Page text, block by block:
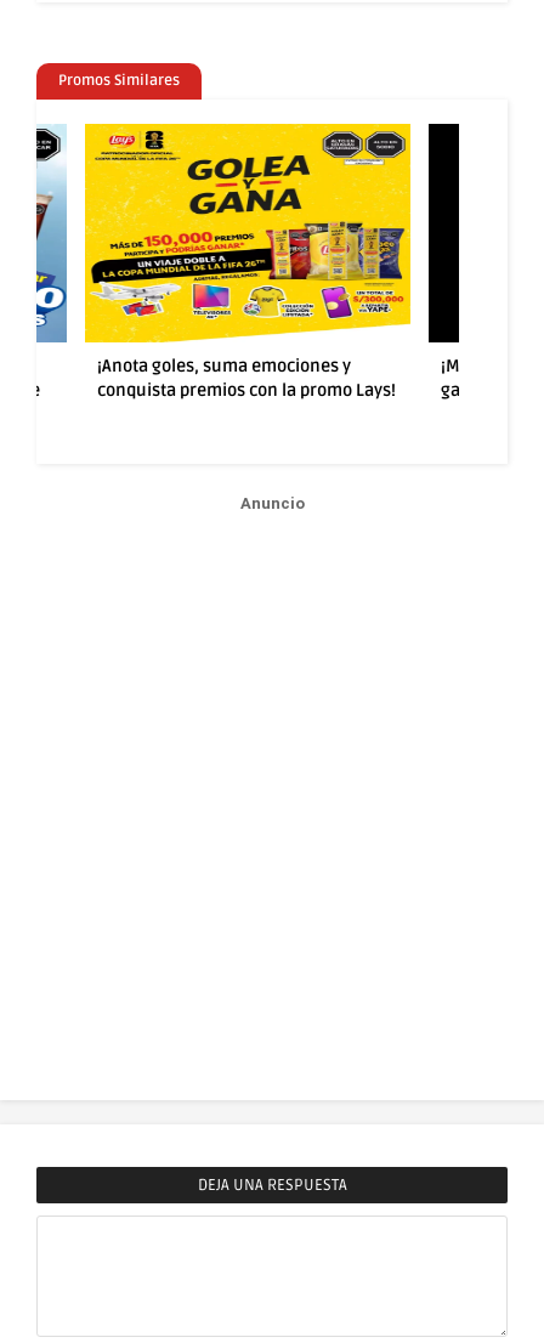
Promos Similares
de
¡Anota goles, suma emociones y
conquista premios con la promo Lays!
¡Más sabor
ganar con la
Anuncio
DEJA UNA RESPUESTA